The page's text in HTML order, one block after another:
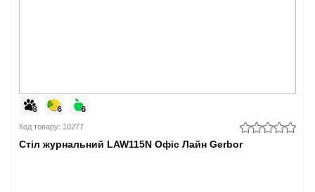
Код товару: 10277
Стіл журнальний LAW115N Офіс Лайн Gerbor